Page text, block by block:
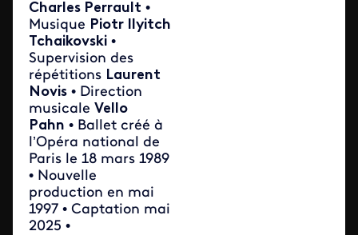
Charles Perrault •
Musique Piotr Ilyitch
Tchaikovski •
Supervision des
répétitions Laurent
Novis • Direction
musicale Vello
Pahn • Ballet créé à
l’Opéra national de
Paris le 18 mars 1989
• Nouvelle
production en mai
1997 • Captation mai
2025 •